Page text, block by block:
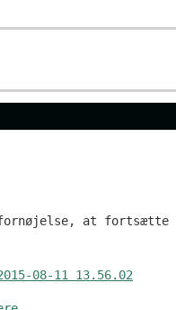
at fortsætte